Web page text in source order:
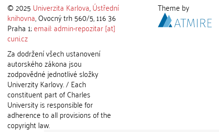
© 2025 Univerzita Karlova,Ústřední
knihovna, Ovocný trh 560/5, 116 36
Praha 1;email: admin-repozitar [at]
cuni.cz
Za dodržení všech ustanovení
autorského zákona jsou
zodpovědné jednotlivé složky
Univerzity Karlovy. / Each
constituent part of Charles
University is responsible for
adherence to all provisions of the
copyright law.
Theme by